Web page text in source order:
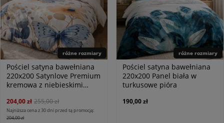
różne rozmiary
Pościel satyna bawełniana
220x200 Satynlove Premium
kremowa z niebieskimi
204,00 zł 255,00 zł
Najniższa cena z 30 dni przed tą promocją:
204,00 zł
różne rozmiary
Pościel satyna bawełniana
220x200 Panel biała w
turkusowe pióra
190,00 zł